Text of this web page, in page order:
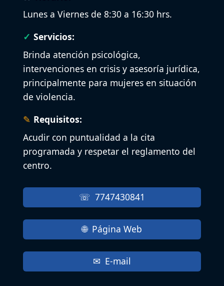
Lunes a Viernes de 8:30 a 16:30 hrs.
Servicios:
Brinda atención psicológica,
intervenciones en crisis y asesoría jurídica,
principalmente para mujeres en situación
de violencia.
Requisitos:
Acudir con puntualidad a la cita
programada y respetar el reglamento del
centro.
7747430841
Página Web
E-mail